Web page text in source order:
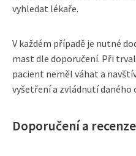
vyhledat lékaře.
V každém případě je nutné
mast dle doporučení. Při
pacient neměl váhat a
vyšetření a zvládnutí daného
Doporučení a